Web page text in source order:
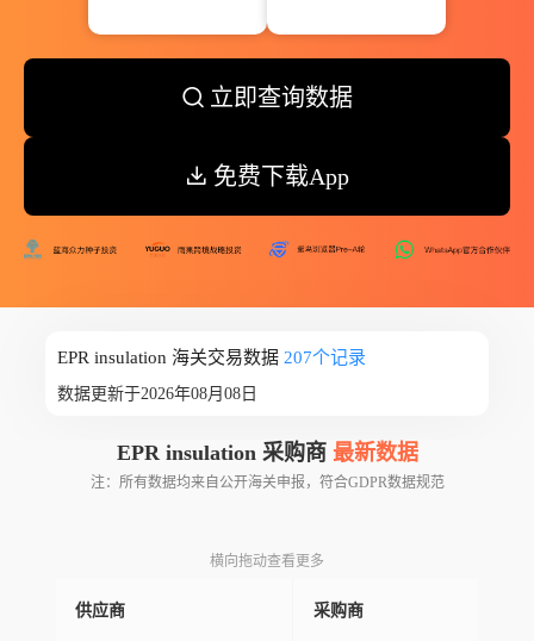
立即查询数据
免费下载App
EPR insulation 海关交易数据 207个记录
数据更新于2026年08月08日
EPR insulation 采购商 最新数据
注：所有数据均来自公开海关申报，符合GDPR数据规范
横向拖动查看更多
供应商 采购商